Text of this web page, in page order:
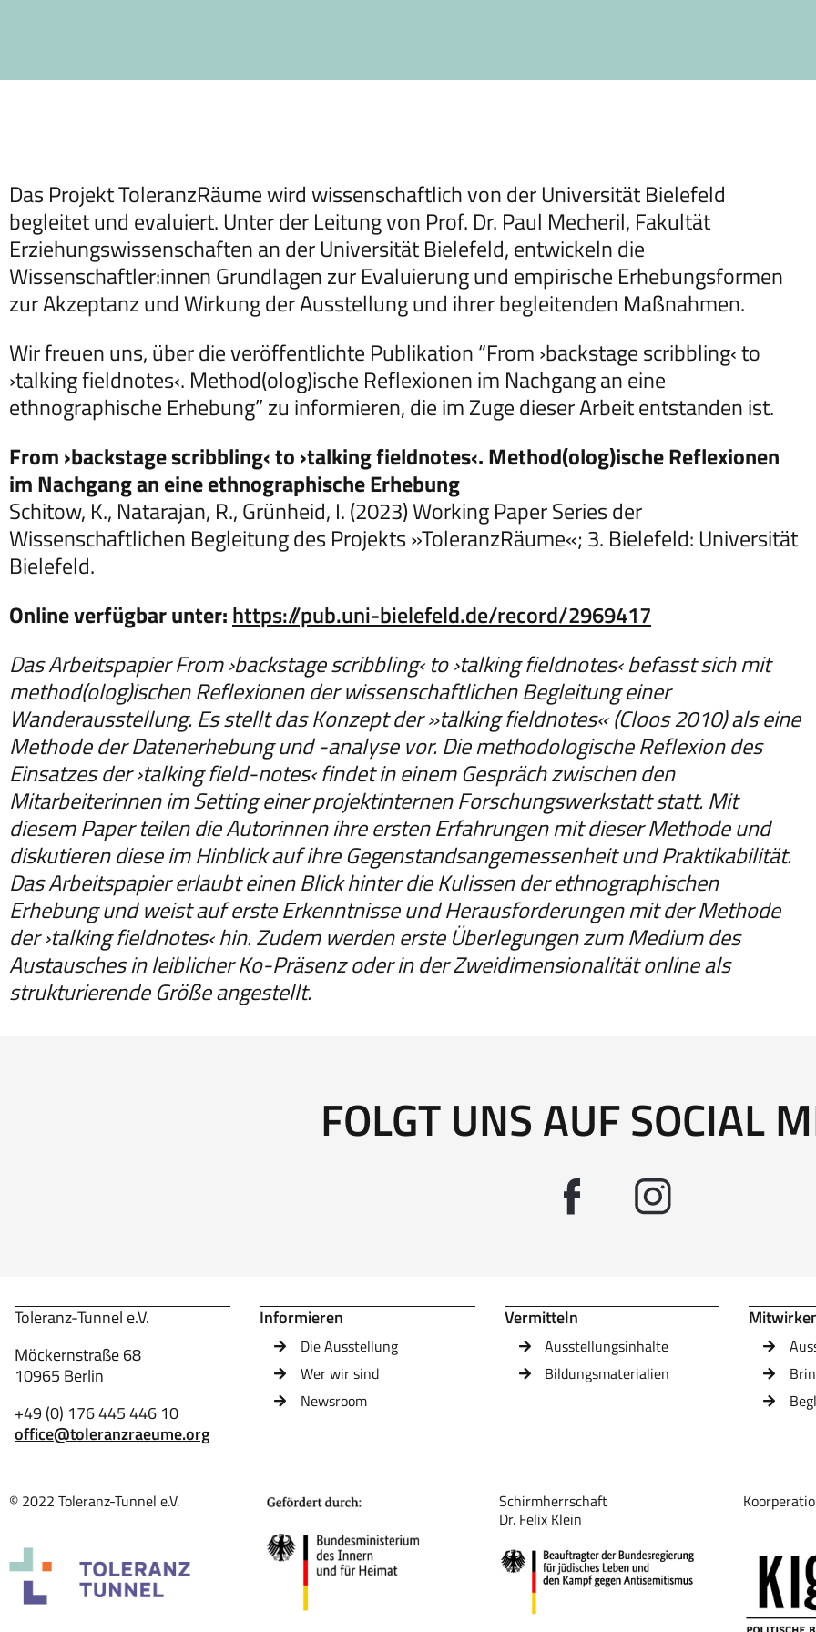
Das Projekt ToleranzRäume wird wissenschaftlich von der Universität Bielefeld
begleitet und evaluiert. Unter der Leitung von Prof. Dr. Paul Mecheril, Fakultät
Erziehungswissenschaften an der Universität Bielefeld, entwickeln die
Wissenschaftler:innen Grundlagen zur Evaluierung und empirische Erhebungsformen
zur Akzeptanz und Wirkung der Ausstellung und ihrer begleitenden Maßnahmen.
Wir freuen uns, über die veröffentlichte Publikation “From ›backstage scribbling‹ to
›talking fieldnotes‹. Method(olog)ische Reflexionen im Nachgang an eine
ethnographische Erhebung” zu informieren, die im Zuge dieser Arbeit entstanden ist.
From ›backstage scribbling‹ to ›talking fieldnotes‹. Method(olog)ische Reflexionen
im Nachgang an eine ethnographische Erhebung
Schitow, K., Natarajan, R., Grünheid, I. (2023) Working Paper Series der
Wissenschaftlichen Begleitung des Projekts »ToleranzRäume«; 3. Bielefeld: Universität
Bielefeld.
Online verfügbar unter:https://pub.uni-bielefeld.de/record/2969417
Das Arbeitspapier From ›backstage scribbling‹ to ›talking fieldnotes‹ befasst sich mit
method(olog)ischen Reflexionen der wissenschaftlichen Begleitung einer
Wanderausstellung. Es stellt das Konzept der »talking fieldnotes« (Cloos 2010) als eine
Methode der Datenerhebung und -analyse vor. Die methodologische Reflexion des
Einsatzes der ›talking field-notes‹ findet in einem Gespräch zwischen den
Mitarbeiterinnen im Setting einer projektinternen Forschungswerkstatt statt. Mit
diesem Paper teilen die Autorinnen ihre ersten Erfahrungen mit dieser Methode und
diskutieren diese im Hinblick auf ihre Gegenstandsangemessenheit und Praktikabilität.
Das Arbeitspapier erlaubt einen Blick hinter die Kulissen der ethnographischen
Erhebung und weist auf erste Erkenntnisse und Herausforderungen mit der Methode
der ›talking fieldnotes‹ hin. Zudem werden erste Überlegungen zum Medium des
Austausches in leiblicher Ko-Präsenz oder in der Zweidimensionalität online als
strukturierende Größe angestellt.
FOLGT UNS AUF SOCIAL
Toleranz-Tunnel e.V.
Möckernstraße 68
10965 Berlin
+49 (0) 176 445 446 10
office@toleranzraeume.org
Informieren
Die Ausstellung
Wer wir sind
Newsroom
Vermitteln
Ausstellungsinhalte
Bildungsmaterialien
© 2022 Toleranz-Tunnel e.V.
Schirmherrschaft
Dr. Felix Klein